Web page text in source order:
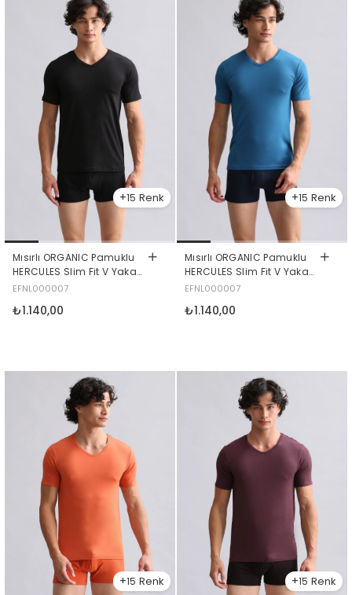
15
Mısırlı ORGANIC Pamuklu
HERCULES Slim Fit V Yaka
Fanila / T-Shirt Siyah
EFNL000007
₺1.140,00
15
Mısırlı ORGANIC Pamuklu
HERCULES Slim Fit V Yaka
Fanila / T-Shirt Petrol
EFNL000007
₺1.140,00
15 15